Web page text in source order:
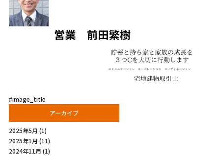
#image_title
アーカイブ
2025年5月 (1)
2025年1月 (11)
2024年11月 (1)